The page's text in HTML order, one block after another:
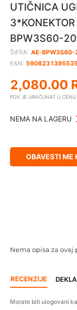
UTIČNICA
BPW3S60-20
ŠIFRA: AE-BPW3S60-
EAN:
2,080.00
PDV JE URAČUNAT U CENU
NEMA NA LAGERU
OBAVESTI ME
Nema opisa za ovaj
RECENZIJE
Morate biti ulogovani